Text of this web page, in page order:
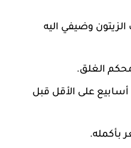
وضيفي اليه
الغلق.
أسابيع على الأقل قبل
بأكمله.